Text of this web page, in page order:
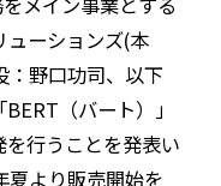
ューションズ(本
：野口功司、以下
（バート）」
行うことを発表い
夏より販売開始を